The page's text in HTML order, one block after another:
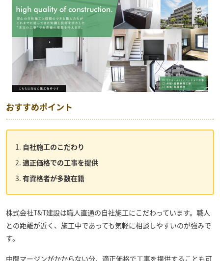
おすすめポイント
自社施工のこだわり
適正価格での工事を提供
有資格者が多数在籍
株式会社T&T建設は職人直通の自社施工にこだわっています。職人
との距離が近く、施工中であっても気軽に相談しやすいのが強みで
す。
中間マージンがかからない分、適正価格で工事を提供することも可